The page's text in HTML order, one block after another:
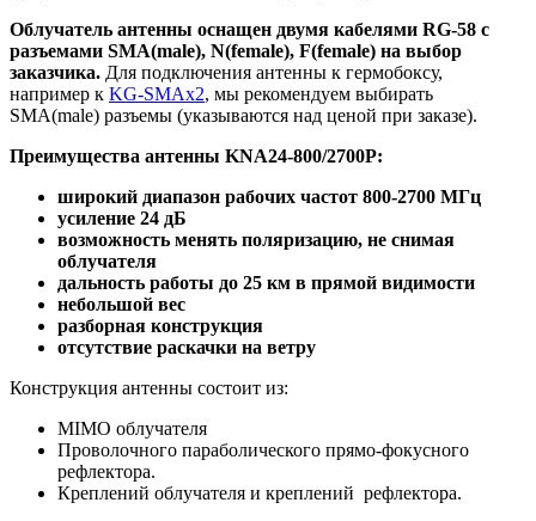
Облучатель антенны оснащен двумя кабелями RG-58 с
разъемами SMA(male), N(female), F(female) на выбор
заказчика. Для подключения антенны к гермобоксу,
например к KG-SMAx2, мы рекомендуем выбирать
SMA(male) разъемы (указываются над ценой при заказе).
Преимущества антенны KNA24-800/2700P:
широкий диапазон рабочих частот 800-2700 МГц
усиление 24 дБ
возможность менять поляризацию, не снимая
облучателя
дальность работы до 25 км в прямой видимости
небольшой вес
разборная конструкция
отсутствие раскачки на ветру
Конструкция антенны состоит из:
MIMO облучателя
Проволочного параболического прямо-фокусного
рефлектора.
Креплений облучателя и креплений рефлектора.